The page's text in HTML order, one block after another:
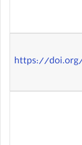
https://doi.org/